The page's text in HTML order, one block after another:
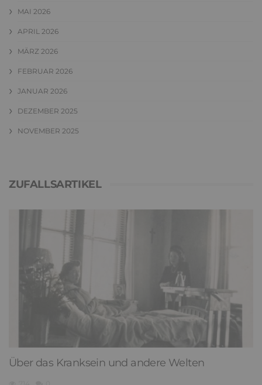
MAI 2026
APRIL 2026
MÄRZ 2026
FEBRUAR 2026
JANUAR 2026
DEZEMBER 2025
NOVEMBER 2025
ZUFALLSARTIKEL
Über das Kranksein und andere Welten